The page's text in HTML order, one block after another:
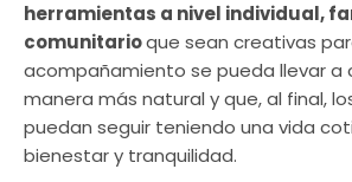
herramientas a nivel individual,
comunitarioque sean creativas
acompañamiento se pueda llevar a
manera más natural y que, al final,
puedan seguir teniendo una vida
bienestar y tranquilidad.